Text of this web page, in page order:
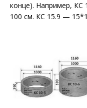
конце). Например, КС
100 см. КС 15.9 —